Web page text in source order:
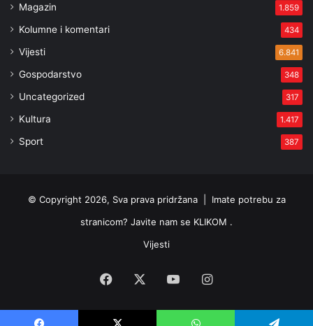
Magazin 1.859
Kolumne i komentari 434
Vijesti 6.841
Gospodarstvo 348
Uncategorized 317
Kultura 1.417
Sport 387
© Copyright 2026, Sva prava pridržana | Imate potrebu za
stranicom? Javite nam se KLIKOM .
Vijesti
Facebook YouTubeInstagram